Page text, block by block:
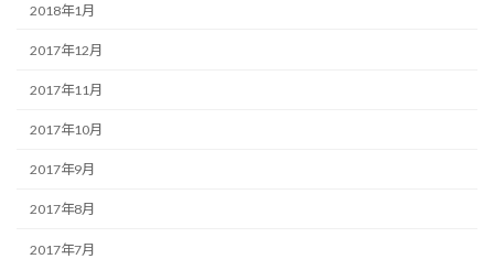
2018年1月
2017年12月
2017年11月
2017年10月
2017年9月
2017年8月
2017年7月